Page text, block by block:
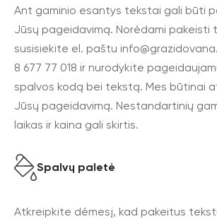
Ant gaminio esantys tekstai gali būti
Jūsų pageidavimą. Norėdami pakeisti
susisiekite el. paštu
8 677 77 018 ir nurodykite
spalvos kodą bei tekstą. Mes būtinai
Jūsų pageidavimą. Nestandartinių
laikas ir kaina gali skirtis.
Spalvų paletė
Atkreipkite dėmesį, kad pakeitus